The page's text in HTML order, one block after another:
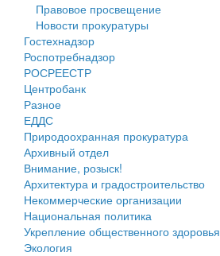
Проекты планировки территории
Собрание депутатов
Городское поселение
Сельские поселения
Правовое просвещение
Новости прокуратуры
Гостехнадзор
Роспотребнадзор
РОСРЕЕСТР
Центробанк
Разное
ЕДДС
Природоохранная прокуратура
Архивный отдел
Внимание, розыск!
Архитектура и градостроительство
Некоммерческие организации
Национальная политика
Укрепление общественного здоровья
Экология